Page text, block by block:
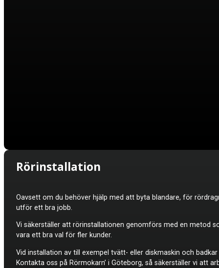
Rörinstallation
Oavsett om du behöver hjälp med att byta blandare, för
utför ett bra jobb.
Vi säkerställer att rörinstallationen genomförs med en metod
vara ett bra val för fler kunder.
Vid installation av till exempel tvätt- eller diskmaskin och
Kontakta oss på Rörmokarn’ i Göteborg, så säkerställer vi att